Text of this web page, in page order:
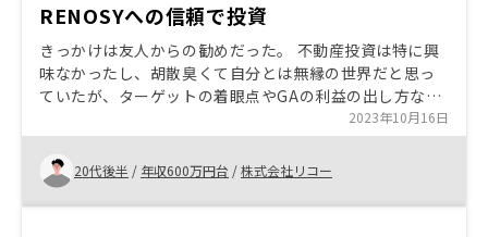
RENOSYへの信頼で投資
きっかけは友人からの勧めだった。 不動産投資は特に興
味なかったし、胡散臭くて自分とは無縁の世界だと思っ
ていたが、ターゲットの着眼点やGAの利益の出し方など
が面白かったので、やり方のうまさに惹かれ投資にチャ
レンジしてみた。 あとは、物件管理をRENOSYに任せて
簡単になる点が良かった。
2023年10月16日
20代後半 / 年収600万円台 /株式会社リコー